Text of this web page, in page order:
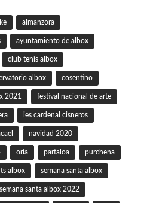
almanzora
ayuntamiento de albox
club tenis albox
albox cosentino
2021 festival nacional de arte
ies cardenal cisneros
navidad 2020
oria partaloa purchena
albox semana santa albox
semana santa albox 2022